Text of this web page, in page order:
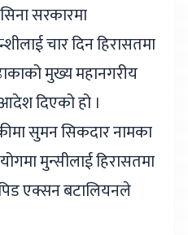
सरकारमा
चार दिन हिरासतमा
मुख्य महानगरीय
दिएको हो ।
सुमन सिकदार नामका
मुन्सीलाई हिरासतमा
एक्सन बटालियनले